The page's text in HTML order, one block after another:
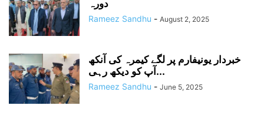
دورہ
Rameez Sandhu - August 2, 2025
خبردار یونیفارم پر لگے کیمرہ کی آنکھ
آپ کو دیکھ رہی...
Rameez Sandhu - June 5, 2025